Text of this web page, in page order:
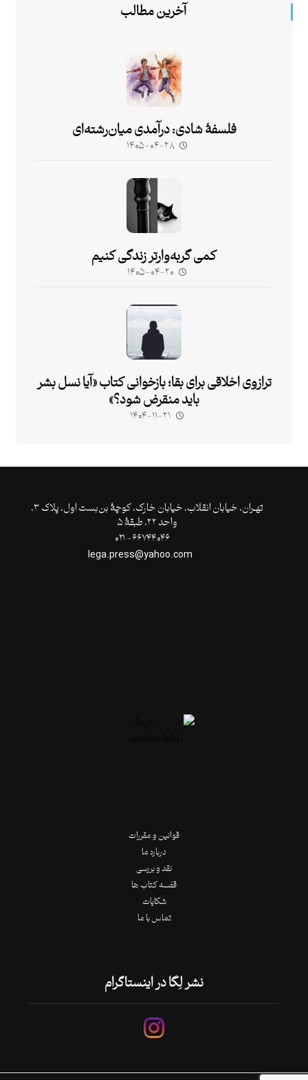
آخرین مطالب
فلسفۀ شادی: درآمدی میان‌رشته‌ای
۱۴۰۵-۰۴-۲۸
کمی گربه‌وارتر زندگی کنیم
۱۴۰۵-۰۴-۲۰
ترازوی اخلاقی برای بقا؛ بازخوانی کتاب «آیا نسل بشر
باید منقرض شود؟»
۱۴۰۴-۱۱-۲۱
تهـران،‌ خیابان انقلاب، خیابان خارک، کوچۀ بن‌بست اول، پلاک ۳،
واحد ۲۲، طبقۀ ۵
قوانین و مقررات
درباره ما
نقد و بررسی
قفسه کتاب ها
شکایات
تماس با ما
نشر لِگا در اینستاگرام